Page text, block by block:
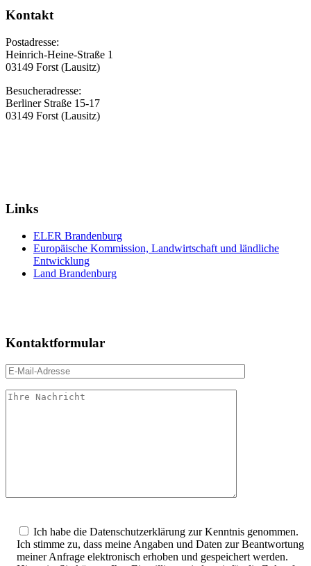
Kontakt
Postadresse:
Heinrich-Heine-Straße 1
03149 Forst (Lausitz)
Besucheradresse:
Berliner Straße 15-17
03149 Forst (Lausitz)
Links
ELER Brandenburg
Europäische Kommission, Landwirtschaft und ländliche
Entwicklung
Land Brandenburg
Kontaktformular
lasse
dieses
Feld
Ich habe die Datenschutzerklärung zur Kenntnis genommen.
Ich stimme zu, dass meine Angaben und Daten zur Beantwortung
meiner Anfrage elektronisch erhoben und gespeichert werden.